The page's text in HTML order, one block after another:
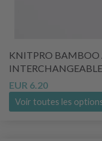
KNITPRO BAMBOO
INTERCHANGEABLE
EUR 6.20
Voir toutes les